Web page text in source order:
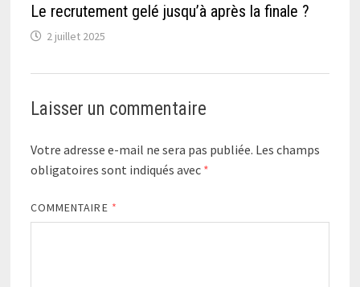
Le recrutement gelé jusqu’à après la finale ?
2 juillet 2025
Laisser un commentaire
Votre adresse e-mail ne sera pas publiée. Les champs
obligatoires sont indiqués avec *
COMMENTAIRE *